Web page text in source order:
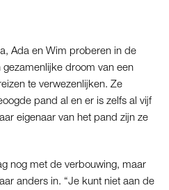
Ada en Wim proberen in de
gezamenlijke droom van een
te verwezenlijken. Ze
pand al en er is zelfs al vijf
eigenaar van het pand zijn ze
nog met de verbouwing, maar
anders in. “Je kunt niet aan de